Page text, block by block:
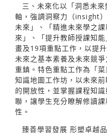
三、未來化以「洞悉未
軸，強調洞察力（insight
未來」、「精進未來學之
來」、「提升教師授課知
畫及19項重點工作，以提
未來之基本素養及未來競
重鎮。特色重點工作為「
知識地圖工作坊，以未來
的開放性，並掌握課程知
聯，讓學生充分瞭解修讀
性。
臻善學習發展 形塑卓越